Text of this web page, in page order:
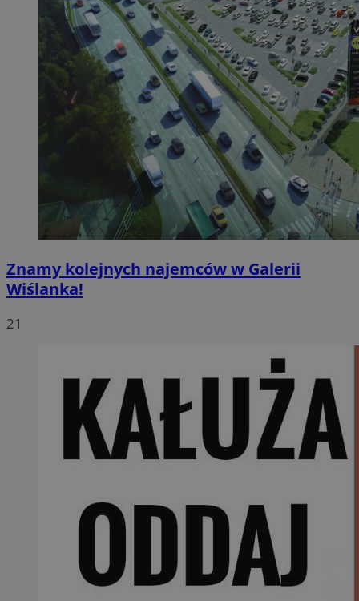
Znamy kolejnych najemców w Galerii
Wiślanka!
21